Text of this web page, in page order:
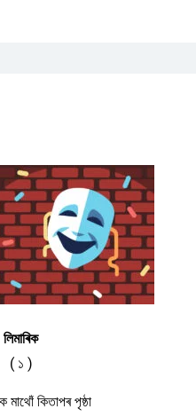
লিমাৰিক
( ১ )
মাথোঁ কিতাপৰ পৃষ্ঠা